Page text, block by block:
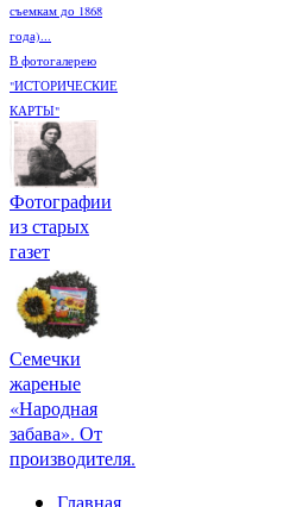
съемкам до 1868
года)...
В фотогалерею
"ИСТОРИЧЕСКИЕ
КАРТЫ"
Фотографии
из старых
газет
Семечки
жареные
«Народная
забава». От
производителя.
Главная